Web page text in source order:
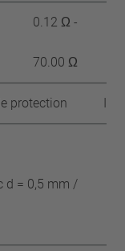
0.12 Ω -
70.00 Ω
protection I
d = 0,5 mm /